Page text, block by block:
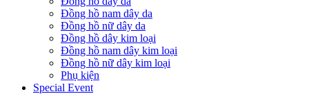
Đồng hồ nam dây da
Đồng hồ nữ dây da
Đồng hồ dây kim loại
Đồng hồ nam dây kim loại
Đồng hồ nữ dây kim loại
Phụ kiện
Special Event